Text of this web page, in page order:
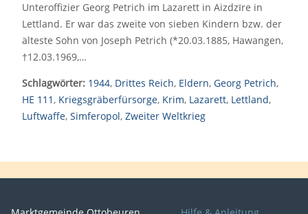
Unteroffizier Georg Petrich im Lazarett in Aizdzīre in
Lettland. Er war das zweite von sieben Kindern bzw. der
älteste Sohn von Joseph Petrich (*20.03.1885, Hawangen,
†12.03.1969,…
Schlagwörter: 1944, Drittes Reich, Eldern, Georg Petrich,
HE 111, Kriegsgräberfürsorge, Krim, Lazarett, Lettland,
Luftwaffe, Simferopol, Zweiter Weltkrieg